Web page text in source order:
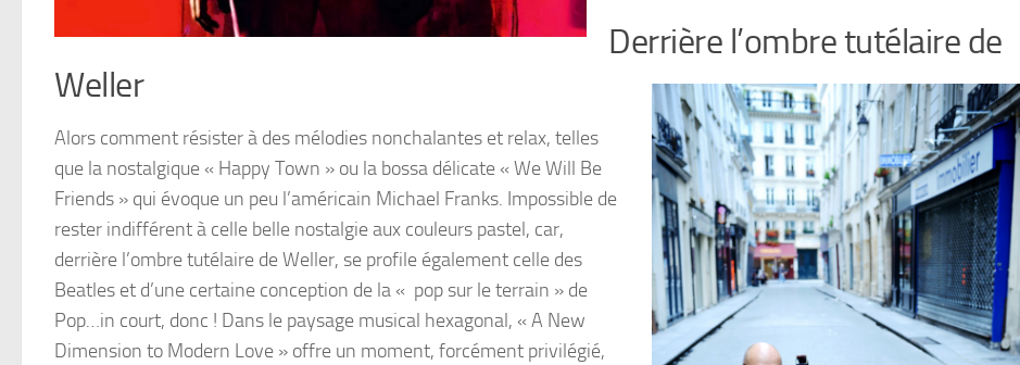
Derrière l’ombre tutélaire de
Weller
Alors comment résister à des mélodies nonchalantes et relax, telles
que la nostalgique « Happy Town » ou la bossa délicate « We Will Be
Friends » qui évoque un peu l’américain Michael Franks. Impossible de
rester indifférent à celle belle nostalgie aux couleurs pastel, car,
derrière l’ombre tutélaire de Weller, se profile également celle des
Beatles et d’une certaine conception de la « pop sur le terrain » de
Pop…in court, donc ! Dans le paysage musical hexagonal, « A New
Dimension to Modern Love » offre un moment, forcément privilégié,